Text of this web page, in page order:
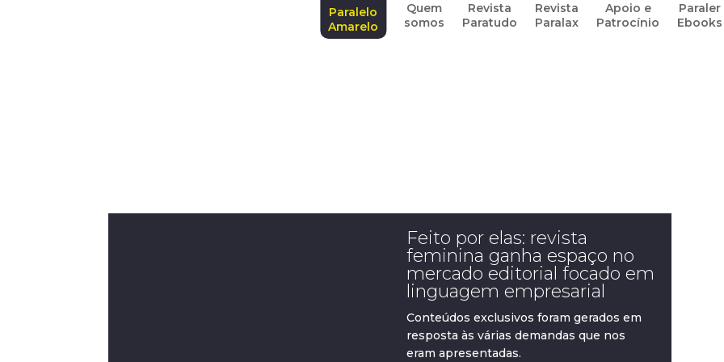
Paralelo
Amarelo
Quem
somos
Revista
Paratudo
Revista
Paralax
Apoio e
Patrocínio
Paraler
Ebooks
Feito por elas: revista
feminina ganha espaço no
mercado editorial focado em
linguagem empresarial
Conteúdos exclusivos foram gerados em
resposta às várias demandas que nos
eram apresentadas.